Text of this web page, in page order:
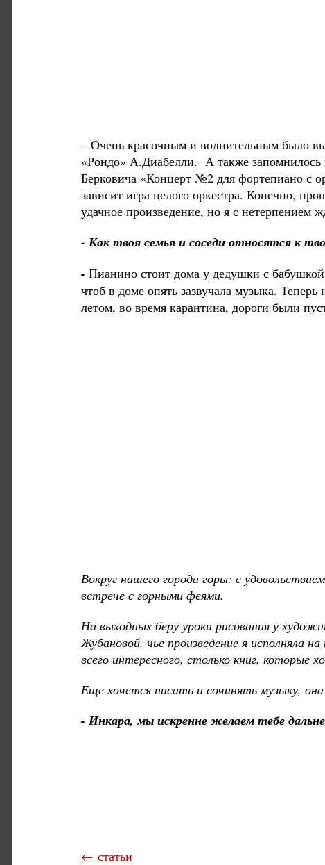
– Очень красочным и волнительным было
«Рондо» А.Диабелли. А также запомнилось
Берковича «Концерт №2 для фортепиано с
зависит игра целого оркестра. Конечно,
удачное произведение, но я с нетерпением
- Как твоя семья и соседи относятся к
- Пианино стоит дома у дедушки с
чтоб в доме опять зазвучала музыка.
летом, во время карантина, дороги были
Вокруг нашего города горы: с
встрече с горными феями.
На выходных беру уроки рисования у
Жубановой, чье произведение я исполняла
всего интересного, столько книг, которые
Еще хочется писать и сочинять музыку, она
- Инкара, мы искренне желаем тебе
← статьи